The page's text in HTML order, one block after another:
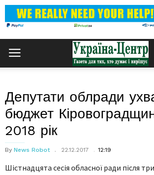
Депутати облради
бюджет
2018 рік
By News Robot 22.12.2017 12:19
Шістнадцята сесія обласної ради після